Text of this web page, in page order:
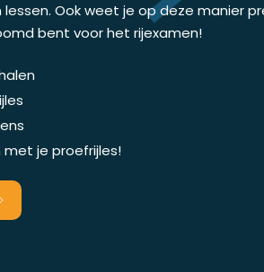
Ook weet je op deze manier
bent voor het rijexamen!
je proefrijles!